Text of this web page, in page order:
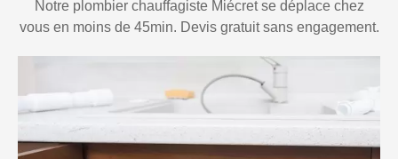
Notre plombier chauffagiste Miécret se déplace chez
vous en moins de 45min. Devis gratuit sans engagement.